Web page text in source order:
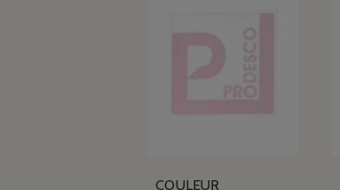
COULEUR